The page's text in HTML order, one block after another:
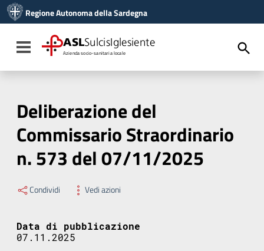
Vai al menu di navigazione
Vai al footer
Regione Autonoma della Sardegna
Toggle navigation
ASLSulcisIglesiente
Azienda socio-sanitaria locale
Deliberazione del
Commissario Straordinario
n. 573 del 07/11/2025
Condividi Vedi azioni
Data di pubblicazione
07.11.2025